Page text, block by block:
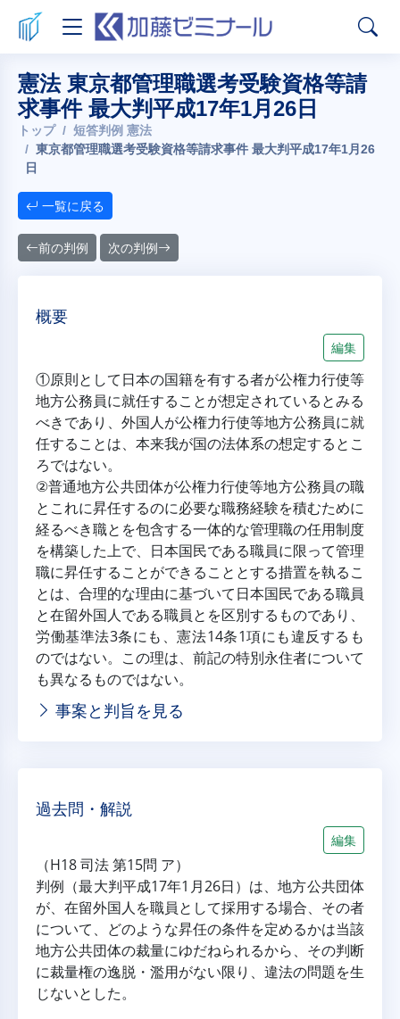
憲法 東京都管理職選考受験資格等請
求事件 最大判平成17年1月26日
トップ
短答判例 憲法
東京都管理職選考受験資格等請求事件 最大判平成17年1月26
日
一覧に戻る
前の判例 次の判例
概要
編集
①原則として日本の国籍を有する者が公権力行使等
地方公務員に就任することが想定されているとみる
べきであり、外国人が公権力行使等地方公務員に就
任することは、本来我が国の法体系の想定するとこ
ろではない。
②普通地方公共団体が公権力行使等地方公務員の職
とこれに昇任するのに必要な職務経験を積むために
経るべき職とを包含する一体的な管理職の任用制度
を構築した上で、日本国民である職員に限って管理
職に昇任することができることとする措置を執るこ
とは、合理的な理由に基づいて日本国民である職員
と在留外国人である職員とを区別するものであり、
労働基準法3条にも、憲法14条1項にも違反するも
のではない。この理は、前記の特別永住者について
も異なるものではない。
事案と判旨を見る
過去問・解説
編集
（H18 司法 第15問 ア）
判例（最大判平成17年1月26日）は、地方公共団体
が、在留外国人を職員として採用する場合、その者
について、どのような昇任の条件を定めるかは当該
地方公共団体の裁量にゆだねられるから、その判断
に裁量権の逸脱・濫用がない限り、違法の問題を生
じないとした。